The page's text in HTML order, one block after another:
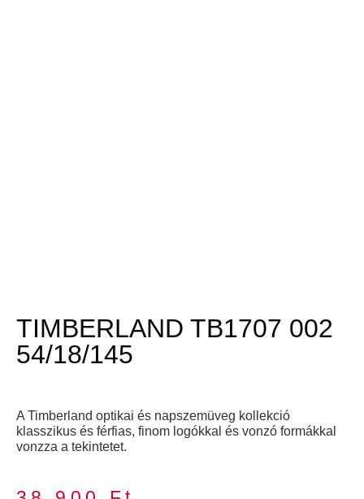
TIMBERLAND TB1707 002
54/18/145
A Timberland optikai és napszemüveg kollekció
klasszikus és férfias, finom logókkal és vonzó formákkal
vonzza a tekintetet.